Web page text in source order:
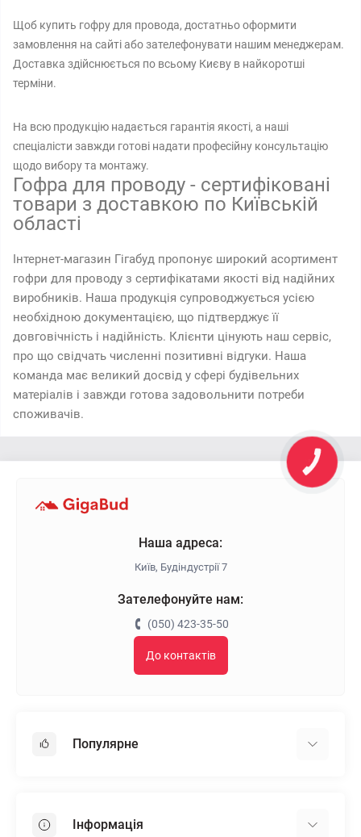
Щоб купить гофру для провода, достатньо оформити
замовлення на сайті або зателефонувати нашим менеджерам.
Доставка здійснюється по всьому Києву в найкоротші
терміни.
На всю продукцію надається гарантія якості, а наші
спеціалісти завжди готові надати професійну консультацію
щодо вибору та монтажу.
Гофра для проводу - сертифіковані
товари з доставкою по Київській
області
Інтернет-магазин Гігабуд пропонує широкий асортимент
гофри для проводу з сертифікатами якості від надійних
виробників. Наша продукція супроводжується усією
необхідною документацією, що підтверджує її
довговічність і надійність. Клієнти цінують наш сервіс,
про що свідчать численні позитивні відгуки. Наша
команда має великий досвід у сфері будівельних
матеріалів і завжди готова задовольнити потреби
споживачів.
Наша адреса:
Київ, Будіндустрії 7
Зателефонуйте нам:
(050) 423-35-50
До контактів
Популярне
Пінопласт
Інформація